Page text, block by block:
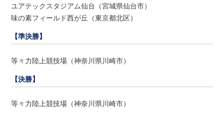
ユアテックスタジアム仙台（宮城県仙台市）
味の素フィールド西が丘（東京都北区）
【準決勝】
等々力陸上競技場（神奈川県川崎市）
【決勝】
等々力陸上競技場（神奈川県川崎市）